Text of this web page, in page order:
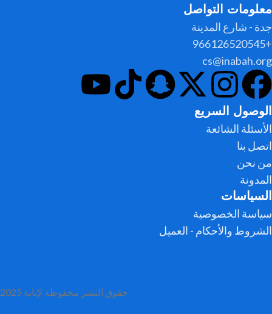
معلومات التواصل
جدة - شارع المدينة
+966126520545
cs@inabah.org
الوصول السريع
الأسئلة الشائعة
اتصل بنا
من نحن
المدونة
السياسات
سياسة الخصوصية
الشروط والأحكام - العميل
حقوق النشر محفوظة لإنابة 2025